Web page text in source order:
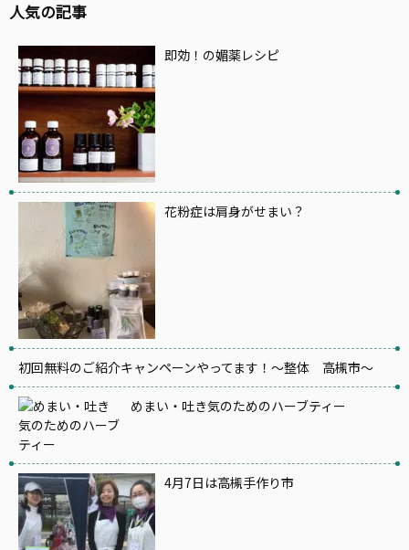
人気の記事
即効！の媚薬レシピ
花粉症は肩身がせまい？
初回無料のご紹介キャンペーンやってます！～整体 高槻市～
めまい・吐き気のためのハーブティー
4月7日は高槻手作り市